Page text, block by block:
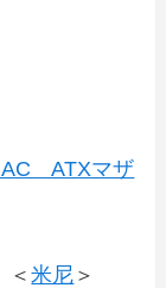
AC ATXマザ
米尼 ＞